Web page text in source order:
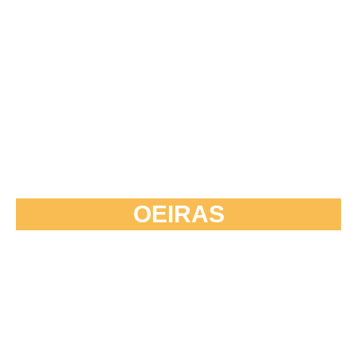
OEIRAS